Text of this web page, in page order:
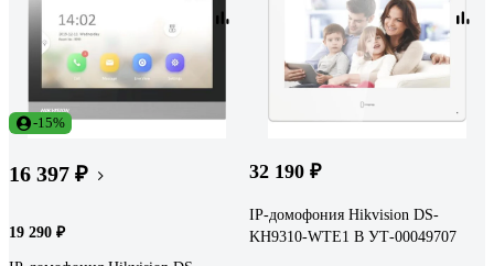
-15%
16 397 ₽
19 290 ₽
32 190 ₽
IP-домофония Hikvision DS-
KH9310-WTE1 B УТ-00049707